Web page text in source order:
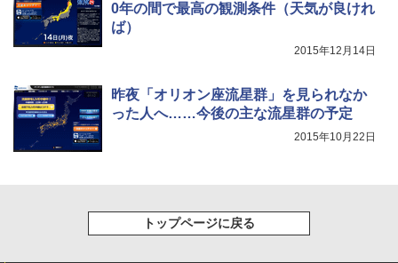
0年の間で最高の観測条件（天気が良けれ
ば）
2015年12月14日
昨夜「オリオン座流星群」を見られなか
った人へ……今後の主な流星群の予定
2015年10月22日
トップページに戻る